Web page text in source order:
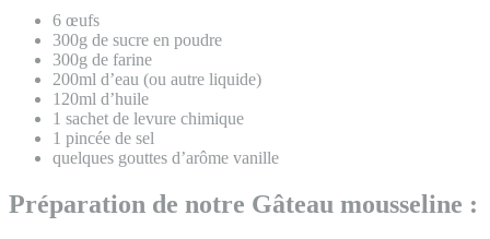
6 œufs
300g de sucre en poudre
300g de farine
200ml d’eau (ou autre liquide)
120ml d’huile
1 sachet de levure chimique
1 pincée de sel
quelques gouttes d’arôme vanille
Préparation de notre Gâteau mousseline :